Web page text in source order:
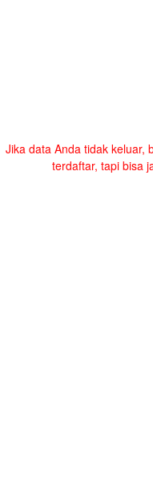
Jika data Anda tidak keluar,
terdaftar, tapi bisa